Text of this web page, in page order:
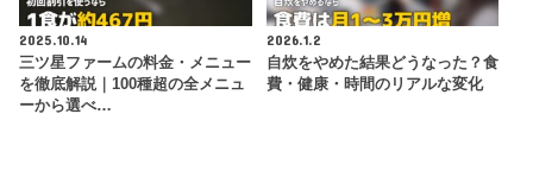
2025.10.14
三ツ星ファームの料金・メニュー
を徹底解説｜100種超の全メニュ
ーから選べ…
2026.1.2
自炊をやめた結果どうなった？食
費・健康・時間のリアルな変化